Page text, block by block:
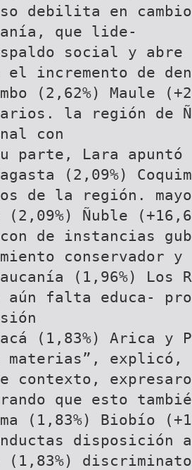
debilita en
que lide-
social y abre
el incremento de
(2,62%) Maule
la región de
con
parte, Lara
(2,09%)
de la región.
(2,09%) Ñuble
de instancias
conservador
(1,96%) Los
aún falta educa-
(1,83%) Arica y
materias”, explicó,
contexto,
que esto
(1,83%) Biobío
(1,83%)